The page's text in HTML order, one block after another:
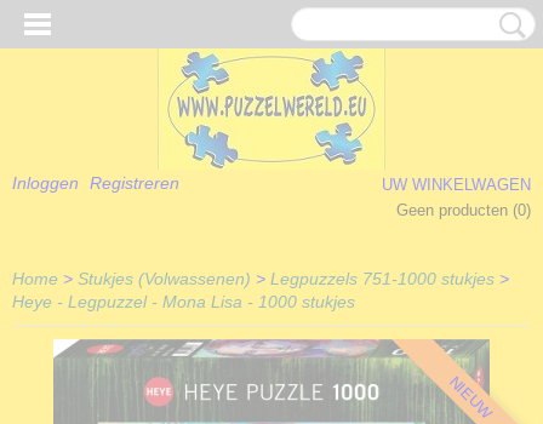
Inloggen Registreren
UW WINKELWAGEN
Geen producten (0)
Home > Stukjes (Volwassenen) > Legpuzzels 751-1000 stukjes >
Heye - Legpuzzel - Mona Lisa - 1000 stukjes
NIEUW